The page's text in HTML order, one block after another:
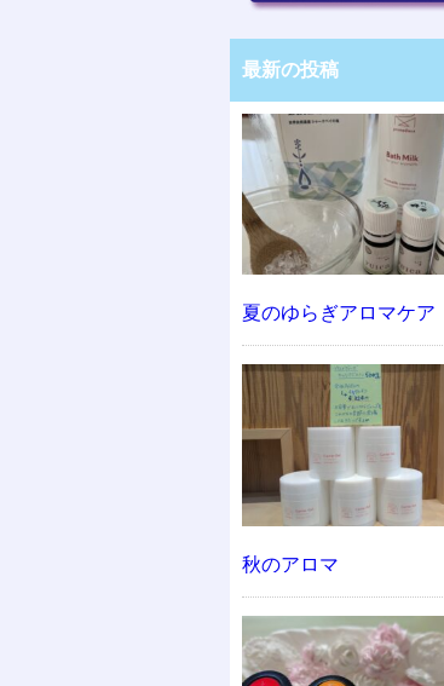
最新の投稿
夏のゆらぎアロマケア
秋のアロマ